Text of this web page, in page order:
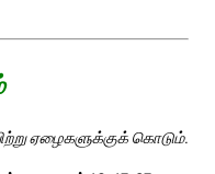
ஏழைகளுக்குக் கொடும்.